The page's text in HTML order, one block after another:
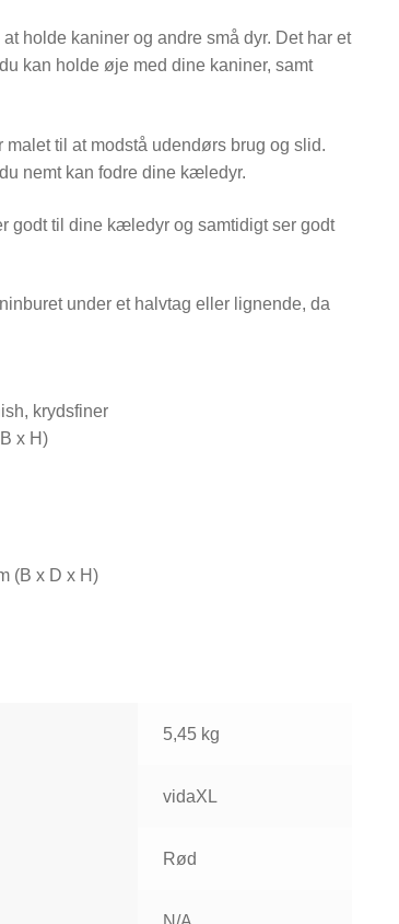
holde kaniner og andre små dyr. Det har et
kan holde øje med dine kaniner, samt
til at modstå udendørs brug og slid.
nemt kan fodre dine kæledyr.
godt til dine kæledyr og samtidigt ser godt
under et halvtag eller lignende, da
krydsfiner
x H)
(B x D x H)
5,45 kg
vidaXL
Rød